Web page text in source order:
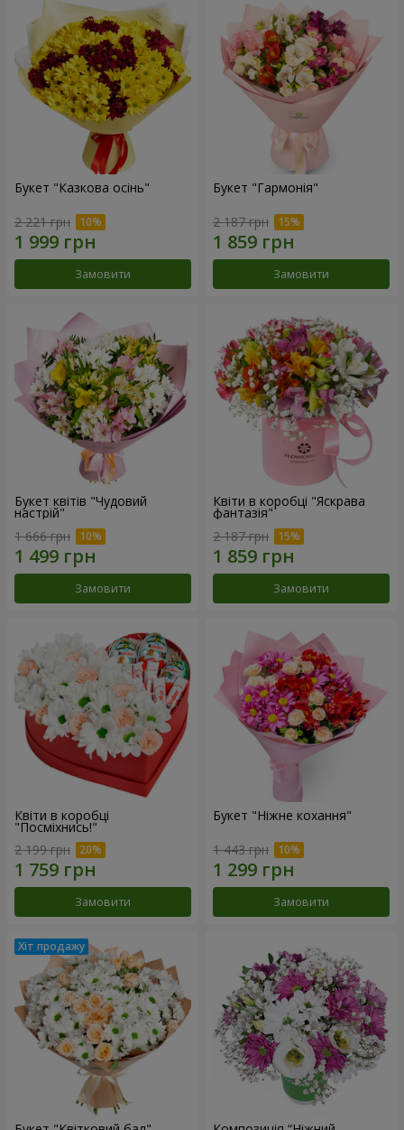
Букет "Казкова осінь"
2 221 грн
Замовити
Букет "Гармонія"
2 187 грн
Замовити
Букет квітів "Чудовий
настрій"
1 666 грн
Замовити
Квіти в коробці "Яскрава
фантазія"
2 187 грн
Замовити
Квіти в коробці
"Посміхнись!"
2 199 грн
Замовити
Букет "Ніжне кохання"
1 443 грн
Замовити